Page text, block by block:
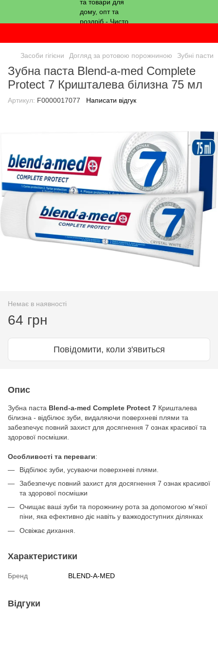
Засоби гігієни Догляд за ротовою порожниною Зубні пасти
Зубна паста Blend-a-med Complete
Protect 7 Кришталева білизна 75 мл
Артикул: F0000017077 Написати відгук
Немає в наявності
64 грн
Повідомити, коли з'явиться
Опис
Зубна паста Blend-a-med Complete Protect 7 Кришталева
білизна - відбілює зуби, видаляючи поверхневі плями та
забезпечує повний захист для досягнення 7 ознак красивої та
здорової посмішки.
Особливості та переваги:
Відбілює зуби, усуваючи поверхневі плями.
Забезпечує повний захист для досягнення 7 ознак красивої
та здорової посмішки
Очищає ваші зуби та порожнину рота за допомогою м'якої
піни, яка ефективно діє навіть у важкодоступних ділянках
Освіжає дихання.
Характеристики
Бренд BLEND-A-MED
Відгуки